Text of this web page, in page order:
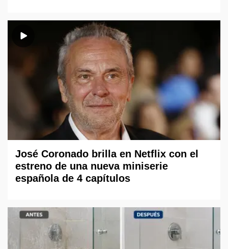
José Coronado brilla en Netflix con el
estreno de una nueva miniserie
española de 4 capítulos